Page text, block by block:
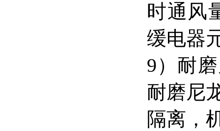
时通风
缓电器
9）耐
耐磨尼
隔离，